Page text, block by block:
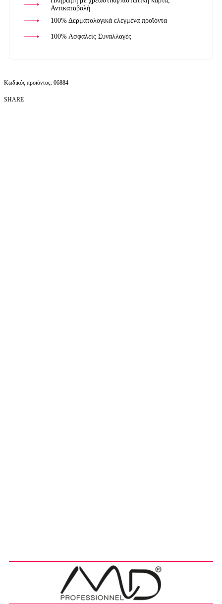
Αντικαταβολή
100% Δερματολογικά ελεγμένα προϊόντα
100% Ασφαλείς Συναλλαγές
06884
SHARE